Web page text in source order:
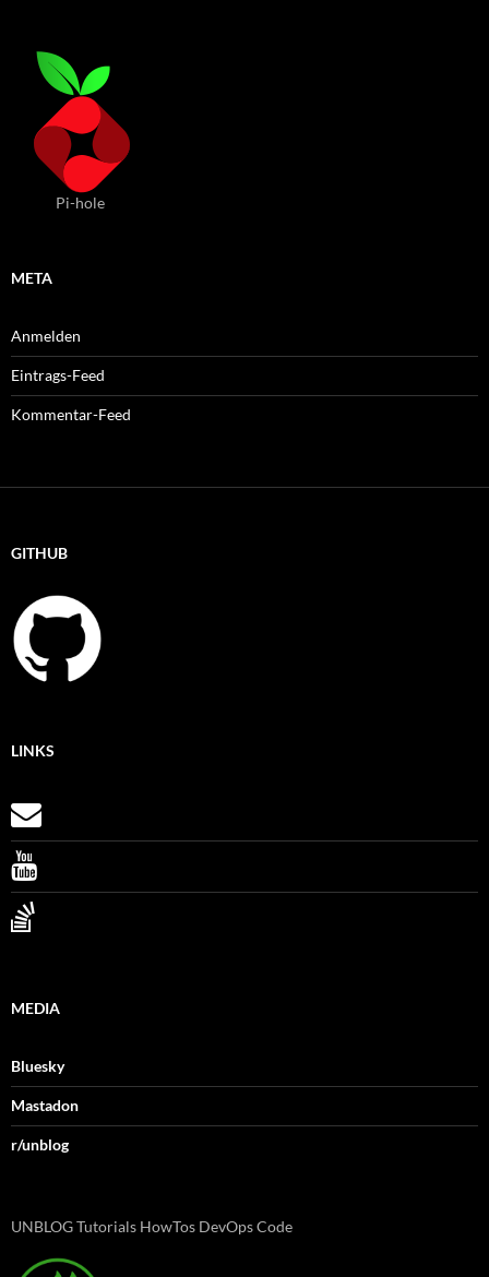
Pi-hole
META
Anmelden
Eintrags-Feed
Kommentar-Feed
GITHUB
LINKS
MEDIA
Bluesky
Mastadon
r/unblog
UNBLOG Tutorials HowTos DevOps Code